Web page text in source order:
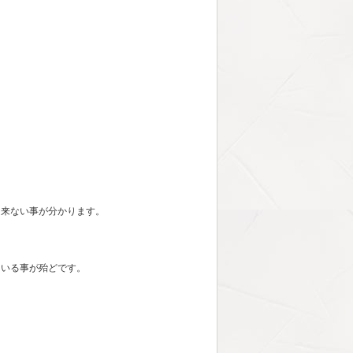
ない事が分かります。
る事が殆どです。